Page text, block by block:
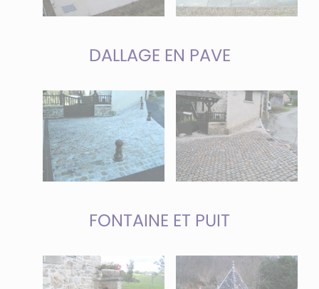
DALLAGE EN PAVE
FONTAINE ET PUIT